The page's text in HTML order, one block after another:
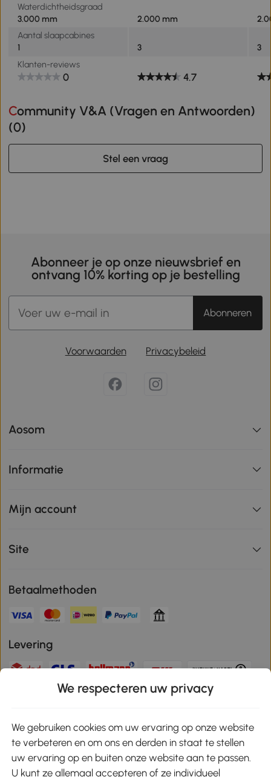
Waterdichtheidsgraad
3.000 mm
2.000 mm
Aantal slaapcabines
1
3
3
Klanten-reviews
0 4.7
Community V&A (Vragen en Antwoorden)
(0)
Stel een vraag
Abonneer je op onze nieuwsbrief en
ontvang 10% korting op je bestelling
Abonneren
Voorwaarden Privacybeleid
Aosom
Informatie
Mijn account
Site
Betaalmethoden
Levering
Download de app en ontvang 10% korting!
We respecteren uw privacy
We gebruiken cookies om uw ervaring op onze website
te verbeteren en om ons en derden in staat te stellen
uw ervaring op en buiten onze website aan te passen.
U kunt ze allemaal accepteren of ze individueel